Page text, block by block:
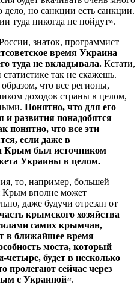
дело, но санкции есть санкции.
туда никогда не пойдут».
знаток, программист
время Украина
туда не вкладывала. Кстати,
так не скажешь.
что все регионы,
доходов страны в целом,
Понятно, что для его
и развития понадобятся
понятно, что все эти
если даже в
Крым был источником
Украины в целом.
то, например, большей
Крым вполне может
даже будучи отрезан от
крымского хозяйства
самих крымчан,
в ближайшее время
моста, который
четыре, будет в несколько
пролегают сейчас через
с Украиной«.